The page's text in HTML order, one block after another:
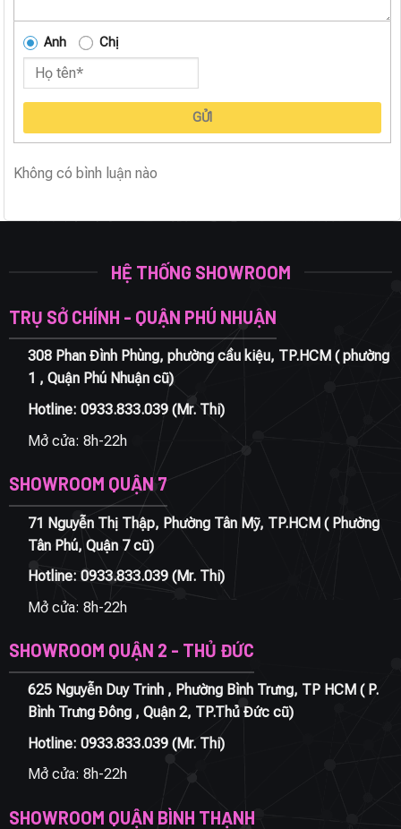
Anh Chị
GỬI
Không có bình luận nào
HỆ THỐNG SHOWROOM
TRỤ SỞ CHÍNH - QUẬN PHÚ NHUẬN
308 Phan Đình Phùng, phường cầu kiệu, TP.HCM ( phường
1 , Quận Phú Nhuận cũ)
Hotline: 0933.833.039(Mr. Thi)
Mở cửa: 8h-22h
SHOWROOM QUẬN 7
71 Nguyễn Thị Thập, Phường Tân Mỹ, TP.HCM ( Phường
Tân Phú, Quận 7 cũ)
Hotline: 0933.833.039(Mr. Thi)
Mở cửa: 8h-22h
SHOWROOM QUẬN 2 - THỦ ĐỨC
625 Nguyễn Duy Trinh , Phường Bình Trưng, TP HCM ( P.
Bình Trưng Đông , Quận 2, TP.Thủ Đức cũ)
Hotline: 0933.833.039(Mr. Thi)
Mở cửa: 8h-22h
SHOWROOM QUẬN BÌNH THẠNH